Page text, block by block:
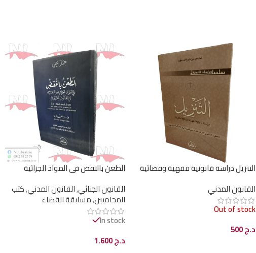
التنزيل دراسة قانونية فقهية وقضائية
القانون المدني
Out of stock
د.ج500
الطعن بالنقض في المواد الجزائية
مقارنة
القانون الجنائي,القانون المدني,كتب
المحاميين,مسابقة القضاء
In stock
د.ج1.600